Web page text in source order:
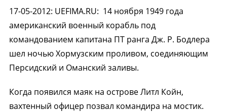
17-05-2012: UEFIMA.RU: 14 ноября 1949 года
американский военный корабль под
командованием капитана ПТ ранга Дж. Р. Бодлера
шел ночью Хормузским проливом, соединяющим
Персидский и Оманский заливы.
Когда появился маяк на острове Литл Койн,
вахтенный офицер позвал командира на мостик.